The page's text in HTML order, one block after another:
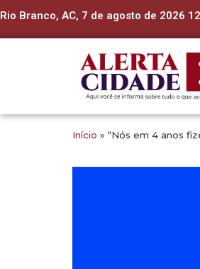
Rio Branco, AC, 7 de agosto de 2026
Início » “Nós em 4 anos